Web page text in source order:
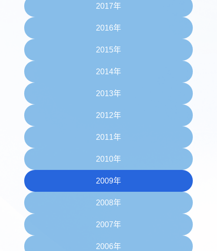
2017年
2016年
2015年
2014年
2013年
2012年
2011年
2010年
2009年
2008年
2007年
2006年